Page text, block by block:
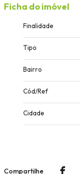
Ficha do imóvel
Finalidade
Tipo
Bairro
Cód/Ref
Cidade
Compartilhe